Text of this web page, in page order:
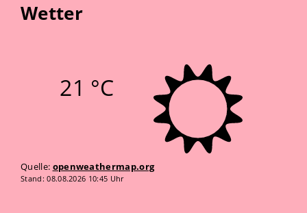
Wetter
21 °C
Quelle: openweathermap.org
Stand: 08.08.2026 10:45 Uhr